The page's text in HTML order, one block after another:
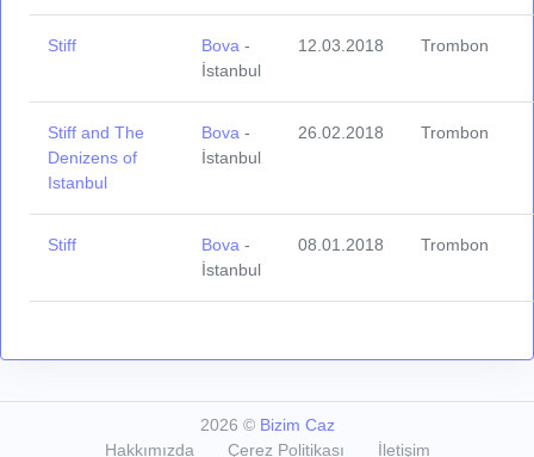
Stiff Bova -
İstanbul
12.03.2018 Trombon
Stiff and The
Denizens of
Istanbul
Bova -
İstanbul
26.02.2018 Trombon
Stiff Bova -
İstanbul
08.01.2018 Trombon
2026 © Bizim Caz
Hakkımızda
Çerez Politikası İletişim